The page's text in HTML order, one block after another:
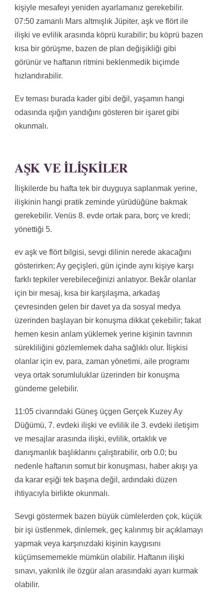
kişiyle mesafeyi yeniden ayarlamanız gerekebilir.
07:50 zamanlı Mars altmışlık Jüpiter, aşk ve flört ile
ilişki ve evlilik arasında köprü kurabilir; bu köprü bazen
kısa bir görüşme, bazen de plan değişikliği gibi
görünür ve haftanın ritmini beklenmedik biçimde
hızlandırabilir.
Ev teması burada kader gibi değil, yaşamın hangi
odasında ışığın yandığını gösteren bir işaret gibi
okunmalı.
AŞK VE İLIŞKILER
İlişkilerde bu hafta tek bir duyguya saplanmak yerine,
ilişkinin hangi pratik zeminde yürüdüğüne bakmak
gerekebilir. Venüs 8. evde ortak para, borç ve kredi;
yönettiği 5.
ev aşk ve flört bilgisi, sevgi dilinin nerede akacağını
gösterirken; Ay geçişleri, gün içinde aynı kişiye karşı
farklı tepkiler verebileceğinizi anlatıyor. Bekâr olanlar
için bir mesaj, kısa bir karşılaşma, arkadaş
çevresinden gelen bir davet ya da sosyal medya
üzerinden başlayan bir konuşma dikkat çekebilir; fakat
hemen kesin anlam yüklemek yerine kişinin tavrının
sürekliliğini gözlemlemek daha sağlıklı olur. İlişkisi
olanlar için ev, para, zaman yönetimi, aile programı
veya ortak sorumluluklar üzerinden bir konuşma
gündeme gelebilir.
11:05 civarındaki Güneş üçgen Gerçek Kuzey Ay
Düğümü, 7. evdeki ilişki ve evlilik ile 3. evdeki iletişim
ve mesajlar arasında ilişki, evlilik, ortaklık ve
danışmanlık başlıklarını çalıştırabilir, orb 0.0; bu
nedenle haftanın somut bir konuşması, haber akışı ya
da karar eşiği tek başına değil, ardındaki düzen
ihtiyacıyla birlikte okunmalı.
Sevgi göstermek bazen büyük cümlelerden çok, küçük
bir işi üstlenmek, dinlemek, geç kalınmış bir açıklamayı
yapmak veya karşınızdaki kişinin kaygısını
küçümsememekle mümkün olabilir. Haftanın ilişki
sınavı, yakınlık ile özgür alan arasındaki ayarı kurmak
olabilir.